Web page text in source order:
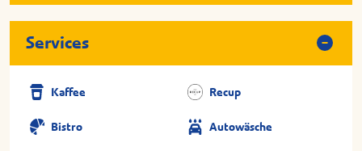
Services
Kaffee Recup
Bistro Autowäsche